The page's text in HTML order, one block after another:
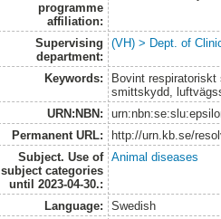
programme
affiliation:
Supervising
department:
(VH) > Dept. of
Keywords:
Bovint
smittskydd,
URN:NBN:
Permanent URL:
http://urn.kb.se/
Subject. Use of
subject categories
until 2023-04-30.:
Animal diseases
Language:
Swedish